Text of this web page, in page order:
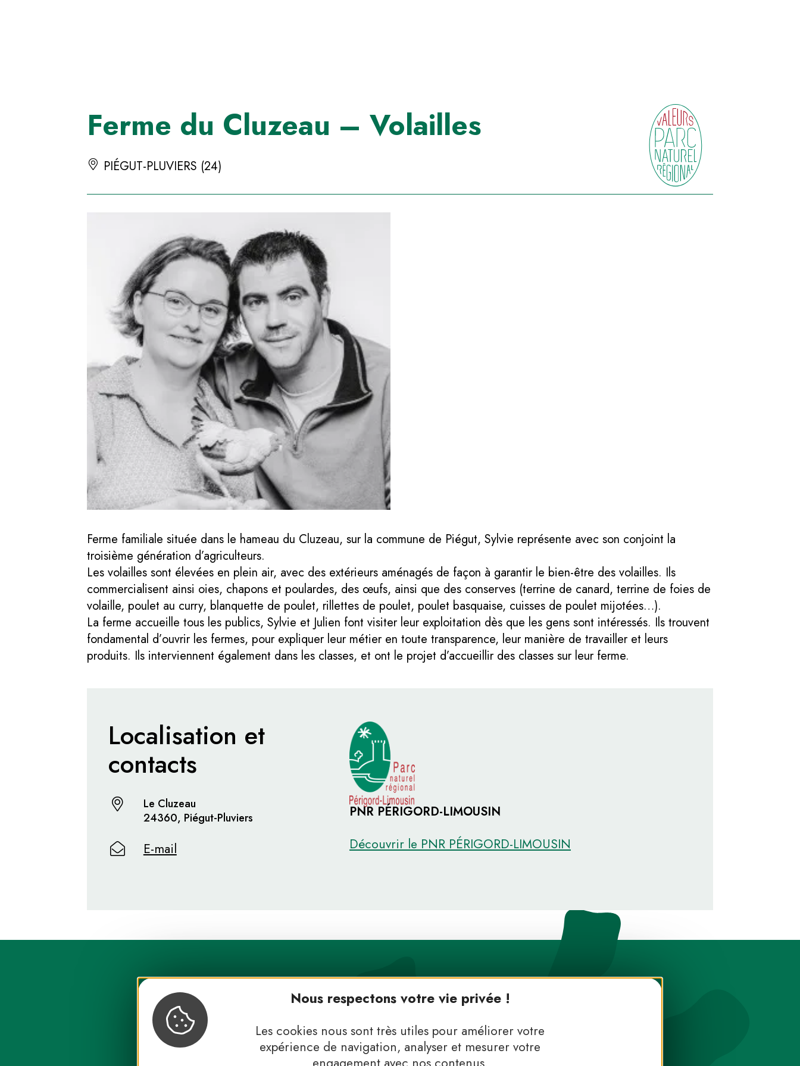
Nous respectons votre vie privée !
Les cookies nous sont très utiles pour améliorer votre
expérience de navigation, analyser et mesurer votre
Ferme du Cluzeau – Volailles
PIÉGUT-PLUVIERS (24)
Ferme familiale située dans le hameau du Cluzeau, sur la commune de Piégut, Sylvie représente avec son conjoint la
troisième génération d’agriculteurs.
Les volailles sont élevées en plein air, avec des extérieurs aménagés de façon à garantir le bien-être des volailles. Ils
commercialisent ainsi oies, chapons et poulardes, des œufs, ainsi que des conserves (terrine de canard, terrine de foies de
volaille, poulet au curry, blanquette de poulet, rillettes de poulet, poulet basquaise, cuisses de poulet mijotées…).
La ferme accueille tous les publics, Sylvie et Julien font visiter leur exploitation dès que les gens sont intéressés. Ils trouvent
fondamental d’ouvrir les fermes, pour expliquer leur métier en toute transparence, leur manière de travailler et leurs
produits. Ils interviennent également dans les classes, et ont le projet d’accueillir des classes sur leur ferme.
Localisation et
contacts
Le Cluzeau
24360, Piégut-Pluviers
E-mail
PNR PÉRIGORD-LIMOUSIN
Découvrir le PNR PÉRIGORD-LIMOUSIN